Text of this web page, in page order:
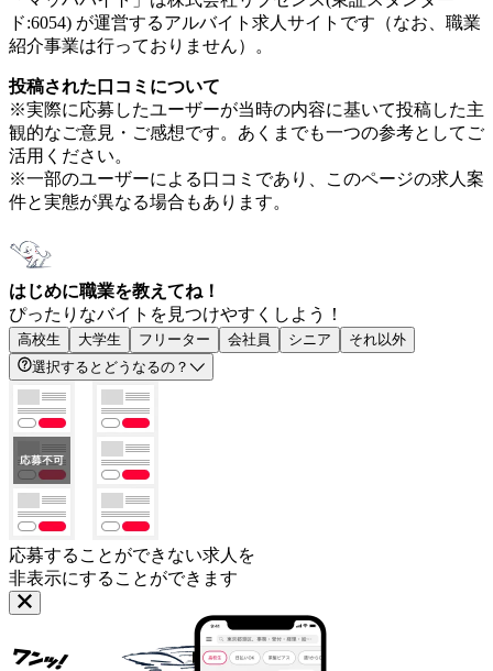
ド:6054) が運営するアルバイト求人サイトです（なお、職業
紹介事業は行っておりません）。
投稿された口コミについて
※実際に応募したユーザーが当時の内容に基いて投稿した主
観的なご意見・ご感想です。あくまでも一つの参考としてご
活用ください。
※一部のユーザーによる口コミであり、このページの求人案
件と実態が異なる場合もあります。
はじめに職業を教えてね！
ぴったりなバイトを見つけやすくしよう！
高校生 大学生 フリーター 会社員 シニア
それ以外
選択するとどうなるの？
応募することができない求人を
非表示にすることができます